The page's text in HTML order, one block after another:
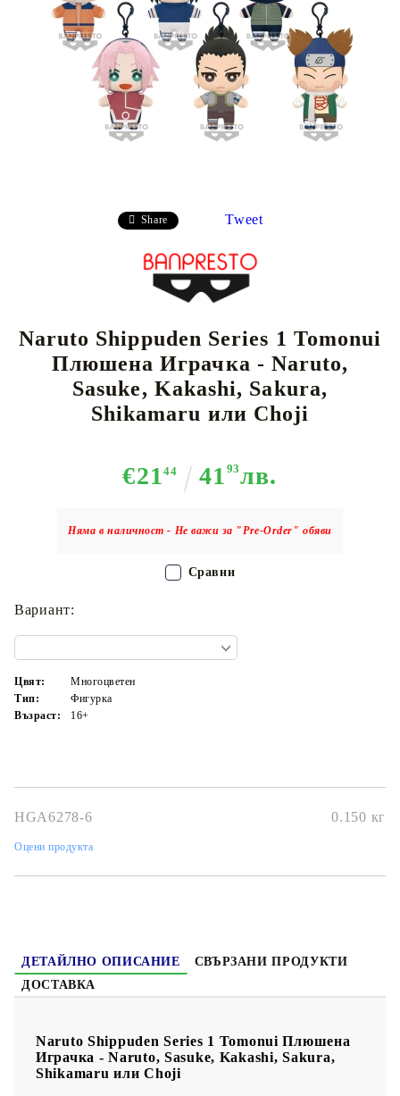
Share Tweet
Naruto Shippuden Series 1 Tomonui
Плюшенa Играчка - Naruto,
Sasuke, Kakashi, Sakura,
Shikamaru или Choji
€2144 41 93лв.
Няма в наличност - Не важи за "Pre-Order" обяви
Вариант:
Цвят:
Многоцветен
Тип:
Фигурка
Възраст:
16+
HGA6278-6 0.150 кг
Оцени продукта
Сравни
ДЕТАЙЛНО ОПИСАНИЕ
СВЪРЗАНИ ПРОДУКТИ
ДОСТАВКА
Naruto Shippuden Series 1 Tomonui Плюшенa
Играчка - Naruto, Sasuke, Kakashi, Sakura,
Shikamaru или Choji